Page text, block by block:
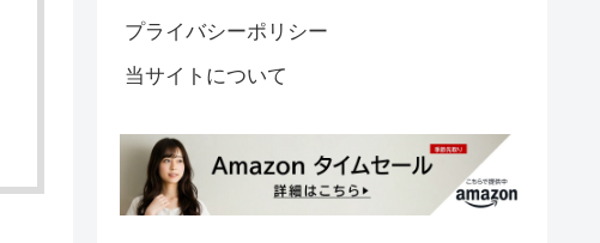
プライバシーポリシー
当サイトについて